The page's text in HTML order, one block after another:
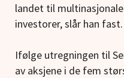
landet til
investorer, slår han fast.
Ifølge utregningen til
av aksjene i de fem